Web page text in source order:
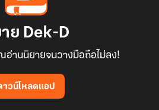
ย Dek-D
อ่านนิยายจนวางมือถือไม่ลง!
าวน์โหลดแอป